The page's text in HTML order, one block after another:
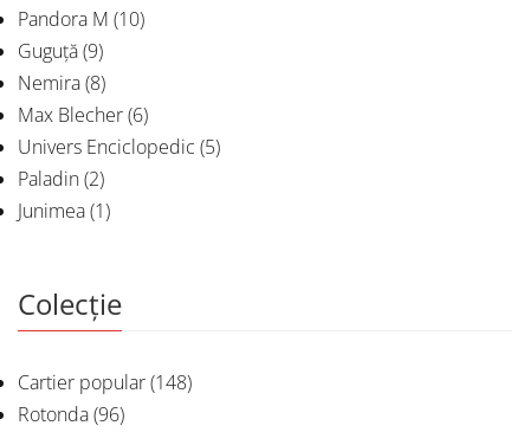
Pandora M (10)
Guguță(9)
Nemira(8)
Max Blecher(6)
Univers Enciclopedic (5)
Paladin(2)
Junimea(1)
Colecție
Cartier popular(148)
Rotonda(96)